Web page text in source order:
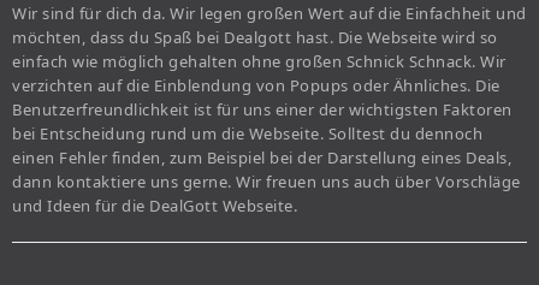
Wir sind für dich da. Wir legen großen Wert auf die Einfachheit und
möchten, dass du Spaß bei Dealgott hast. Die Webseite wird so
einfach wie möglich gehalten ohne großen Schnick Schnack. Wir
verzichten auf die Einblendung von Popups oder Ähnliches. Die
Benutzerfreundlichkeit ist für uns einer der wichtigsten Faktoren
bei Entscheidung rund um die Webseite. Solltest du dennoch
einen Fehler finden, zum Beispiel bei der Darstellung eines Deals,
dann kontaktiere uns gerne. Wir freuen uns auch über Vorschläge
und Ideen für die DealGott Webseite.